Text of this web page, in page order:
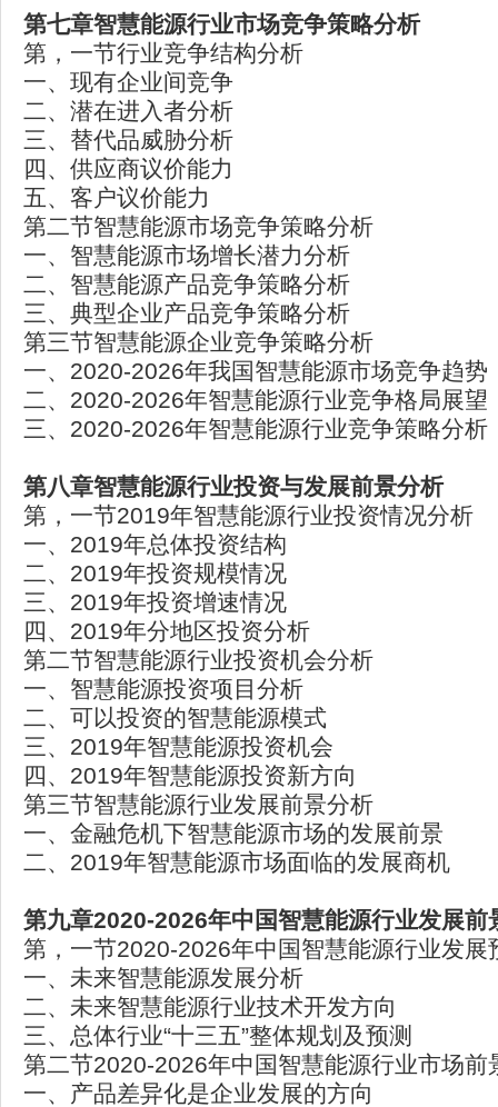
第七章智慧能源行业市场竞争策略分析
第，一节行业竞争结构分析
一、现有企业间竞争
二、潜在进入者分析
三、替代品威胁分析
四、供应商议价能力
五、客户议价能力
第二节智慧能源市场竞争策略分析
一、智慧能源市场增长潜力分析
二、智慧能源产品竞争策略分析
三、典型企业产品竞争策略分析
第三节智慧能源企业竞争策略分析
一、2020-2026年我国智慧能源市场竞争趋势
二、2020-2026年智慧能源行业竞争格局展望
三、2020-2026年智慧能源行业竞争策略分析
第八章智慧能源行业投资与发展前景分析
第，一节2019年智慧能源行业投资情况分析
一、2019年总体投资结构
二、2019年投资规模情况
三、2019年投资增速情况
四、2019年分地区投资分析
第二节智慧能源行业投资机会分析
一、智慧能源投资项目分析
二、可以投资的智慧能源模式
三、2019年智慧能源投资机会
四、2019年智慧能源投资新方向
第三节智慧能源行业发展前景分析
一、金融危机下智慧能源市场的发展前景
二、2019年智慧能源市场面临的发展商机
第九章2020-2026年中国智慧能源行业发展前
第，一节2020-2026年中国智慧能源行业发展
一、未来智慧能源发展分析
二、未来智慧能源行业技术开发方向
三、总体行业“十三五”整体规划及预测
第二节2020-2026年中国智慧能源行业市场前
一、产品差异化是企业发展的方向